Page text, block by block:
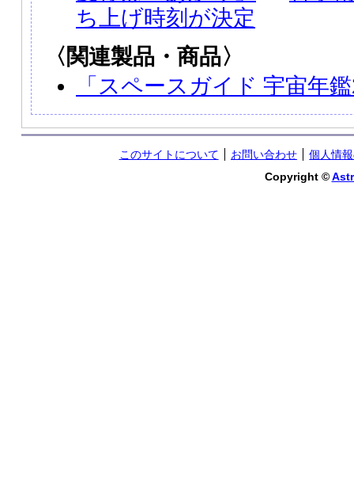
ち上げ時刻が決定
〈関連製品・商品〉
「スペースガイド 宇宙年
このサイトについて お問い合わせ
個人情
Copyright ©